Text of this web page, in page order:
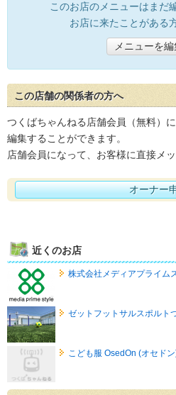
このお店のメニューはまだ
お店に来たことがある
メニューを編
この店舗の関係者の方へ
つくばちゃんねる店舗会員（無料）
編集することができます。
店舗会員になって、お客様に直接メ
オーナー
近くのお店
株式会社メディアプライム
ゼットフットサルスポルト
こども服 OsedOn (オセド